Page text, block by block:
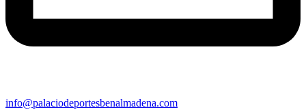
info@palaciodeportesbenalmadena.com